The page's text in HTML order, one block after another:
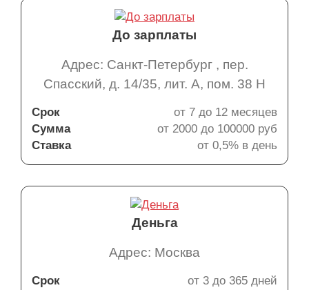
До зарплаты
Адрес: Санкт-Петербург , пер.
Спасский, д. 14/35, лит. А, пом. 38 Н
Срок
от 7 до 12 месяцев
Сумма
от 2000 до 100000 руб
Ставка
от 0,5% в день
Деньга
Адрес: Москва
Срок
от 3 до 365 дней